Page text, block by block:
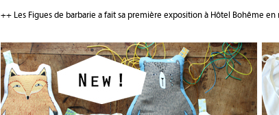
++ Les Figues de barbarie a fait sa première exposition à Hôtel Bohême en